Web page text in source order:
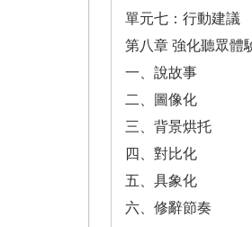
單元七：行動建議
第八章 強化聽眾體
一、說故事
二、圖像化
三、背景烘托
四、對比化
五、具象化
六、修辭節奏